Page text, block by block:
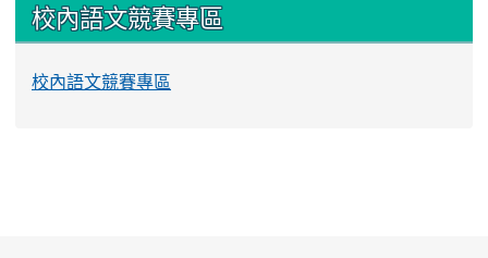
校內語文競賽專區
校內語文競賽專區